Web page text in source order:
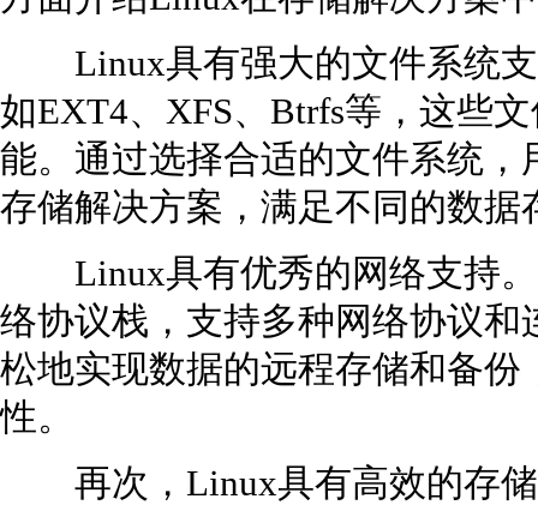
Linux具有强大的文件系统支
如EXT4、XFS、Btrfs等，这些
能。通过选择合适的文件系统
存储解决方案，满足不同的数据
Linux具有优秀的网络支持。
络协议栈，支持多种网络协议
松地实现数据的远程存储和备
性。
再次，Linux具有高效的存储